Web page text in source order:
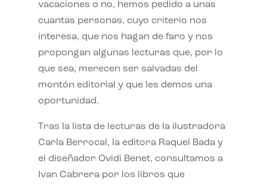
vacaciones o no, hemos pedido a unas
cuantas personas, cuyo criterio nos
interesa, que nos hagan de faro y nos
propongan algunas lecturas que, por lo
que sea, merecen ser salvadas del
montón editorial y que les demos una
oportunidad.
Tras la lista de lecturas de la ilustradora
Carla Berrocal, la editora Raquel Bada y
el diseñador Ovidi Benet, consultamos a
Ivan Cabrera por los libros que